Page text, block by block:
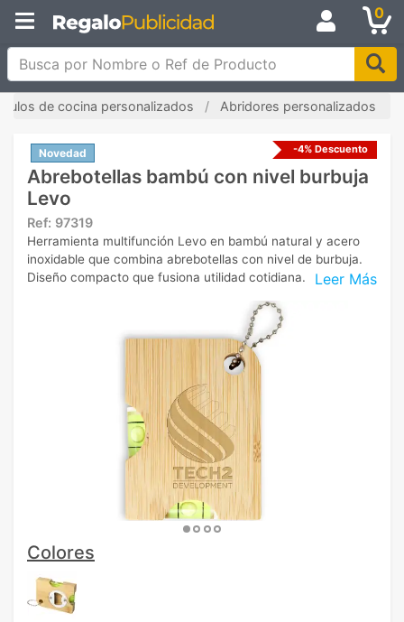
0
Busca por Nombre o Ref de Producto
de cocina personalizados Abridores personalizados
Novedad -4% Descuento
Abrebotellas bambú con nivel burbuja
Levo
Ref: 97319
Leer Más
Herramienta multifunción Levo en bambú natural y acero
inoxidable que combina abrebotellas con nivel de burbuja.
Diseño compacto que fusiona utilidad cotidiana.
Colores